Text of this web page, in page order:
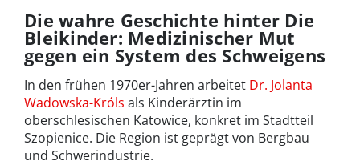
Die wahre Geschichte hinter Die
Bleikinder: Medizinischer Mut
gegen ein System des Schweigens
In den frühen 1970er-Jahren arbeitet Dr. Jolanta
Wadowska-Króls als Kinderärztin im
oberschlesischen Katowice, konkret im Stadtteil
Szopienice. Die Region ist geprägt von Bergbau
und Schwerindustrie.